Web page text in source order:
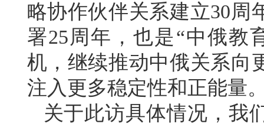
略协作伙伴关系建立30周
署25周年，也是“中俄教
机，继续推动中俄关系向
注入更多稳定性和正能量
关于此访具体情况，我